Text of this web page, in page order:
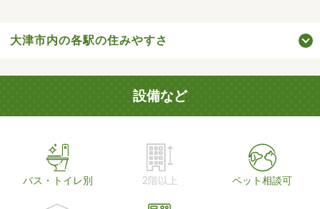
大津市内の各駅の住みやすさ
設備など
バス・トイレ別 2階以上 ペット相談可